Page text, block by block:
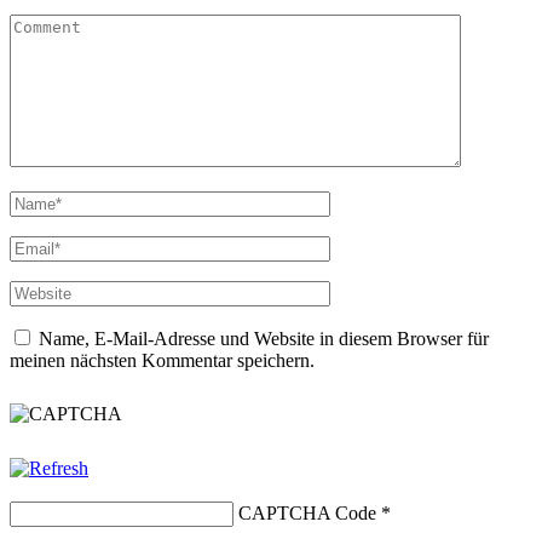
Name, E-Mail-Adresse und Website in diesem Browser für
meinen nächsten Kommentar speichern.
CAPTCHA Code *